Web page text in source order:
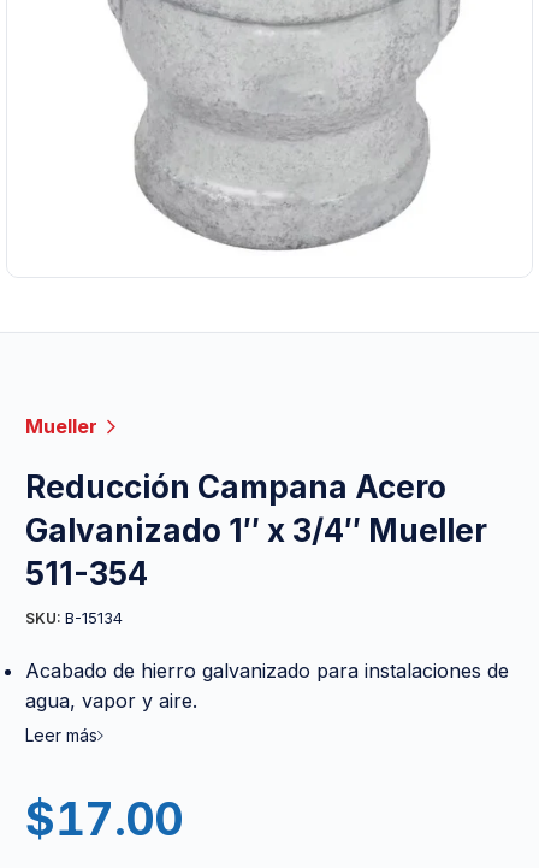
Mueller
Reducción Campana Acero
Galvanizado 1″ x 3/4″ Mueller
511-354
SKU: B-15134
Acabado de hierro galvanizado para instalaciones de
agua, vapor y aire.
Leer más
$17.00